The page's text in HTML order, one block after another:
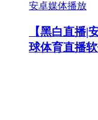
安卓媒体播放
【黑白直播|
球体育直播